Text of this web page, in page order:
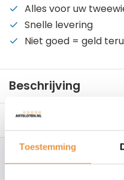
Toestemming
Alles voor uw
Snelle levering
Niet goed = geld
Beschrijving
Reviews
Hoe kunnen wij je